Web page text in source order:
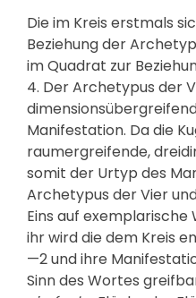
Die im Kreis erstmals
Beziehung der
im Quadrat zur
4. Der Archetypus der
Manifestation. Da die
raumergreifende,
somit der Urtyp des
Archetypus der Vier
Eins auf exemplarische
ihr wird die dem Kreis
—2 und ihre
Sinn des Wortes